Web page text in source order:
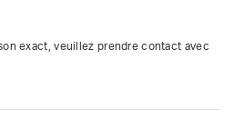
exact, veuillez prendre contact avec